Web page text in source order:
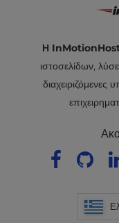
Η
ιστοσελίδων,
διαχειριζόμενες